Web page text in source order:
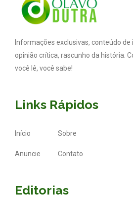
Informações exclusivas, conteúdo de
opinião crítica, rascunho da história.
você lê, você sabe!
Links Rápidos
Início Sobre
Anuncie Contato
Editorias